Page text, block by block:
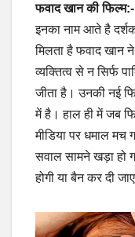
फवाद खान की
इनका नाम आते है
मिलता है फवाद खान
व्यक्तित्व से न सिर्फ
जीता है। उनकी नई
में है। हाल ही में जब
मीडिया पर धमाल
सवाल सामने खड़ा हो
होगी या बैन कर दी